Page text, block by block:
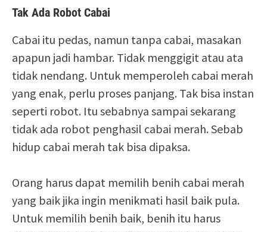
Tak Ada Robot Cabai
Cabai itu pedas, namun tanpa cabai, masakan
apapun jadi hambar. Tidak menggigit atau ata
tidak nendang. Untuk memperoleh cabai merah
yang enak, perlu proses panjang. Tak bisa instan
seperti robot. Itu sebabnya sampai sekarang
tidak ada robot penghasil cabai merah. Sebab
hidup cabai merah tak bisa dipaksa.
Orang harus dapat memilih benih cabai merah
yang baik jika ingin menikmati hasil baik pula.
Untuk memilih benih baik, benih itu harus